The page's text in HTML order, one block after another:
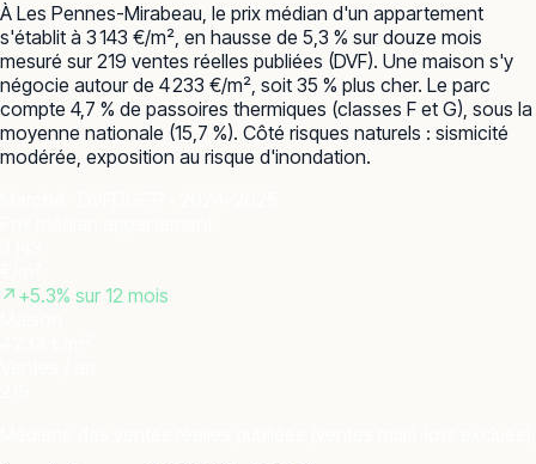
À Les Pennes-Mirabeau, le prix médian d'un appartement
s'établit à 3 143 €/m², en hausse de 5,3 % sur douze mois
mesuré sur 219 ventes réelles publiées (DVF). Une maison s'y
négocie autour de 4 233 €/m², soit 35 % plus cher. Le parc
compte 4,7 % de passoires thermiques (classes F et G), sous la
moyenne nationale (15,7 %). Côté risques naturels : sismicité
modérée, exposition au risque d'inondation.
↗ +5.3% sur 12 mois